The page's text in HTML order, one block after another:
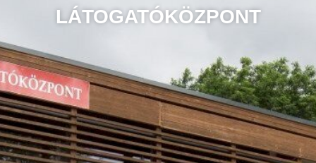
OKTATÁS
GEOPARKOK
KAPCSOLAT
LÁTOGATÓKÖZPONT